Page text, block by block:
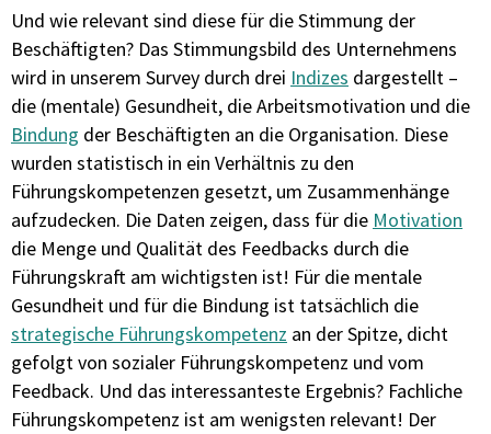
Und wie relevant sind diese für die Stimmung der
Beschäftigten? Das Stimmungsbild des Unternehmens
wird in unserem Survey durch drei Indizes dargestellt –
die (mentale) Gesundheit, die Arbeitsmotivation und die
Bindung der Beschäftigten an die Organisation. Diese
wurden statistisch in ein Verhältnis zu den
Führungskompetenzen gesetzt, um Zusammenhänge
aufzudecken. Die Daten zeigen, dass für die Motivation
die Menge und Qualität des Feedbacks durch die
Führungskraft am wichtigsten ist! Für die mentale
Gesundheit und für die Bindung ist tatsächlich die
strategische Führungskompetenz an der Spitze, dicht
gefolgt von sozialer Führungskompetenz und vom
Feedback. Und das interessanteste Ergebnis? Fachliche
Führungskompetenz ist am wenigsten relevant! Der